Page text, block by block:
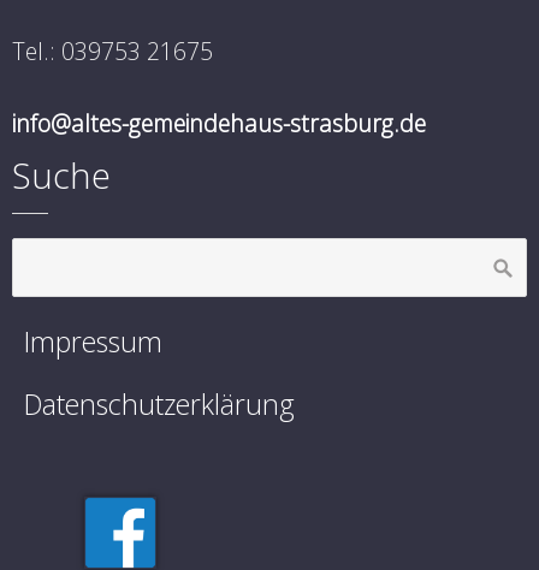
Tel.: 039753 21675
info@altes-gemeindehaus-strasburg.de
Suche
Impressum
Datenschutzerklärung